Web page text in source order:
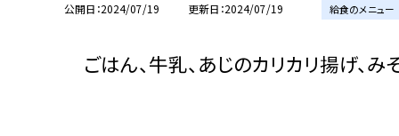
公開日 2024/07/19 更新日 2024/07/19 給食のメニュー
ごはん、牛乳、あじのカリカリ揚げ、み